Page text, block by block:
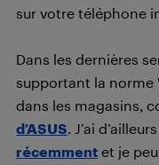
sur votre téléphone
Dans les dernières
supportant la norme
dans les magasins,
d’ASUS. J’ai
récemment et je